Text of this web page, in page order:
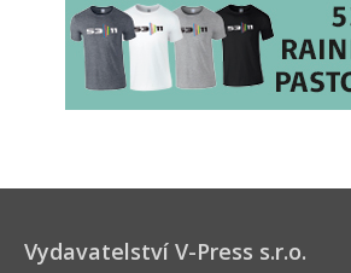
Vydavatelství V-Press s.r.o.